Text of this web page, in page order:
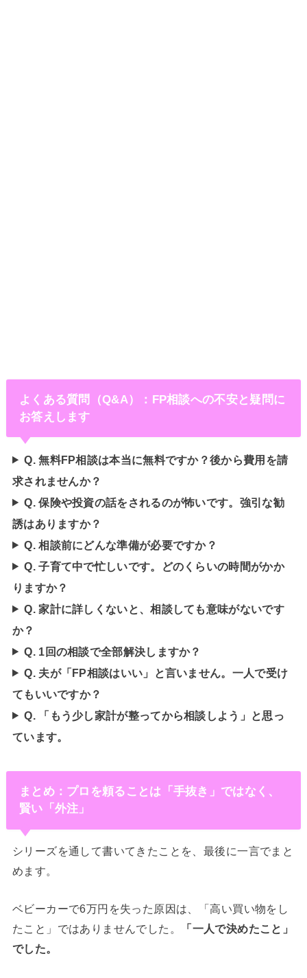
よくある質問（Q&A）：FP相談への不安と疑問に
お答えします
Q. 無料FP相談は本当に無料ですか？後から費用を請
求されませんか？
Q. 保険や投資の話をされるのが怖いです。強引な勧
誘はありますか？
Q. 相談前にどんな準備が必要ですか？
Q. 子育て中で忙しいです。どのくらいの時間がかか
りますか？
Q. 家計に詳しくないと、相談しても意味がないです
か？
Q. 1回の相談で全部解決しますか？
Q. 夫が「FP相談はいい」と言いません。一人で受け
てもいいですか？
Q. 「もう少し家計が整ってから相談しよう」と思っ
ています。
まとめ：プロを頼ることは「手抜き」ではなく、
賢い「外注」
シリーズを通して書いてきたことを、最後に一言でまと
めます。
ベビーカーで6万円を失った原因は、「高い買い物をし
たこと」ではありませんでした。
「一人で決めたこと」
でした。